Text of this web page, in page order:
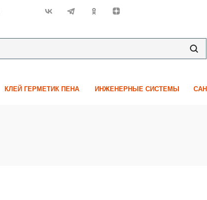
КЛЕЙ ГЕРМЕТИК ПЕНА ИНЖЕНЕРНЫЕ СИСТЕМЫ